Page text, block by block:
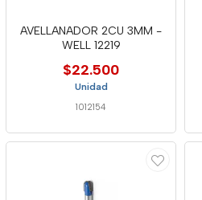
AVELLANADOR 2CU 3MM -
WELL 12219
$22.500
Unidad
1012154